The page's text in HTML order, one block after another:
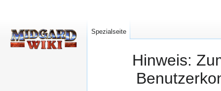
Hinweis:
Spezialseite